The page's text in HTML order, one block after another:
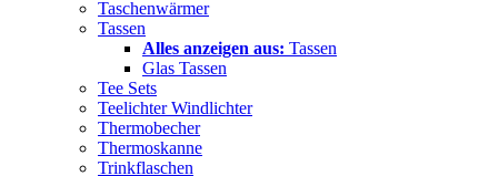
Taschenwärmer
Tassen
Alles anzeigen aus: Tassen
Glas Tassen
Tee Sets
Teelichter Windlichter
Thermobecher
Thermoskanne
Trinkflaschen